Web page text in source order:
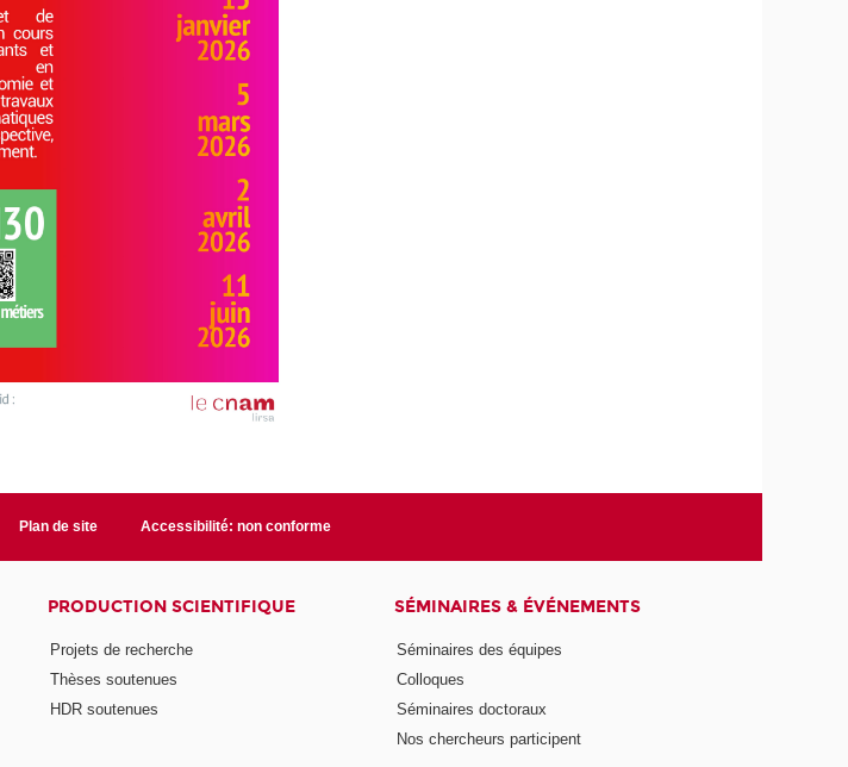
Plan de site Accessibilité: non conforme
PRODUCTION SCIENTIFIQUE
Projets de recherche
Thèses soutenues
HDR soutenues
SÉMINAIRES & ÉVÉNEMENTS
Séminaires des équipes
Colloques
Séminaires doctoraux
Nos chercheurs participent